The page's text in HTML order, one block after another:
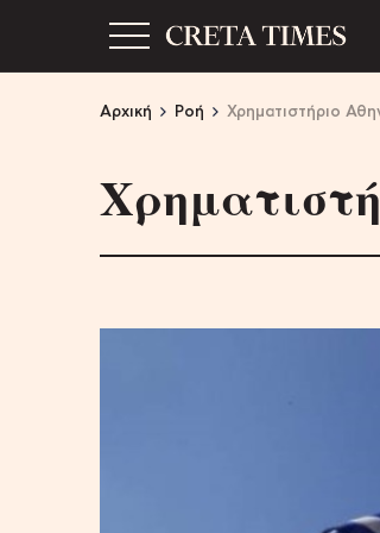
Αρχική Ροή Χρηματιστήριο